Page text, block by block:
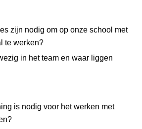
zijn nodig om op onze school met
te werken?
in het team en waar liggen
is nodig voor het werken met